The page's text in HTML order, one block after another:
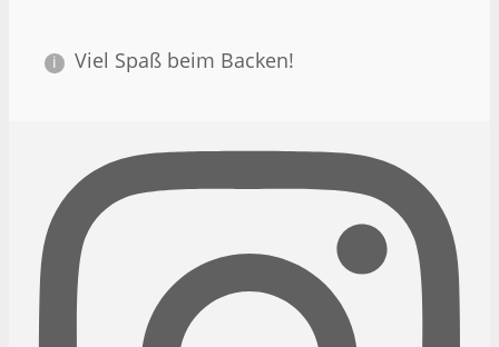
Viel Spaß beim Backen!